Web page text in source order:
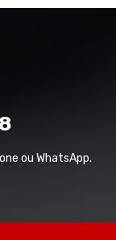
ou WhatsApp.